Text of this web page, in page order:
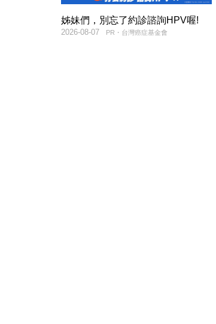
姊妹們，別忘了約診諮詢HPV喔!
PR・台灣癌症基金會
2026-08-07